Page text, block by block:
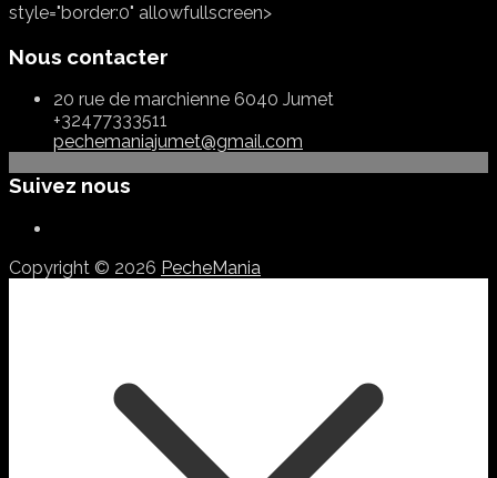
style="border:0" allowfullscreen>
Nous contacter
20 rue de marchienne 6040 Jumet
+32477333511
pechemaniajumet@gmail.com
Suivez nous
Copyright © 2026 PecheMania